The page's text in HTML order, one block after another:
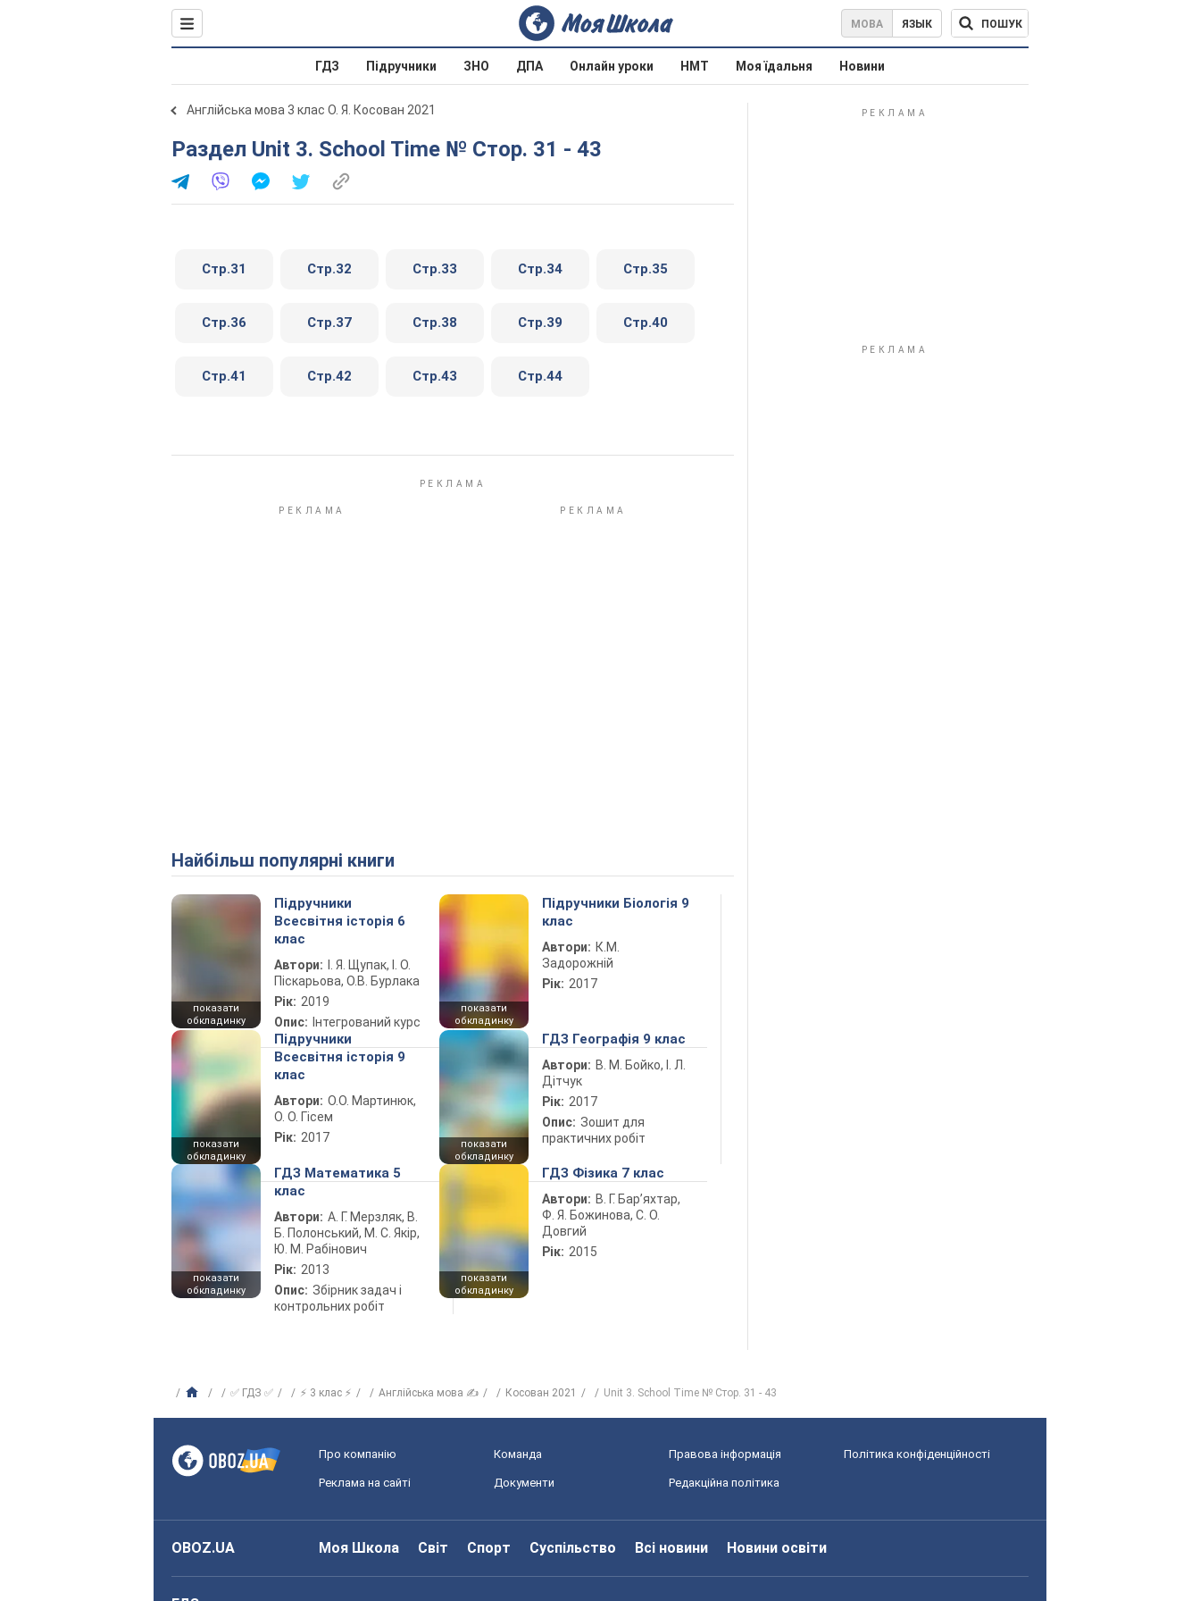
МОВА ЯЗЫК ПОШУК
ГДЗ Підручники ЗНО ДПА Онлайн уроки НМТ Моя їдальня Новини
Англійська мова 3 клас О. Я. Косован 2021
Раздел Unit 3. School Time № Стор. 31 - 43
Стр.31 Стр.32 Стр.33 Стр.34 Стр.35
Стр.36 Стр.37 Стр.38 Стр.39 Стр.40
Стр.41 Стр.42 Стр.43 Стр.44
Найбільш популярні книги
показати
обкладинку
Підручники
Всесвітня історія 6
клас
Автори:
І. Я. Щупак, І. О.
Піскарьова, О.В. Бурлака
Рік: 2019
Опис: Інтегрований курс
показати
обкладинку
Підручники Біологія 9
клас
Автори: К.М.
Задорожній
Рік: 2017
показати
обкладинку
Підручники
Всесвітня історія 9
клас
Автори: О.О. Мартинюк,
О. О. Гісем
Рік: 2017
показати
обкладинку
ГДЗ Географія 9 клас
Автори: В. М. Бойко, І. Л.
Дітчук
Рік: 2017
Опис: Зошит для
практичних робіт
показати
обкладинку
ГДЗ Математика 5
клас
Автори: А. Г. Мерзляк, В.
Б. Полонський, М. С. Якір,
Ю. М. Рабінович
Рік: 2013
Опис: Збірник задач і
контрольних робіт
показати
обкладинку
ГДЗ Фізика 7 клас
Автори: В. Г. Бар’яхтар,
Ф. Я. Божинова, С. О.
Довгий
Рік: 2015
✅ ГДЗ ✅ ⚡ 3 клас ⚡ Англійська мова ✍ Косован 2021 Unit 3. School Time № Стор. 31 - 43
Про компанію Команда Правова інформація Політика конфіденційності
Реклама на сайті Документи Редакційна політика
OBOZ.UA Моя Школа Світ Спорт Суспільство Всі новини Новини освіти